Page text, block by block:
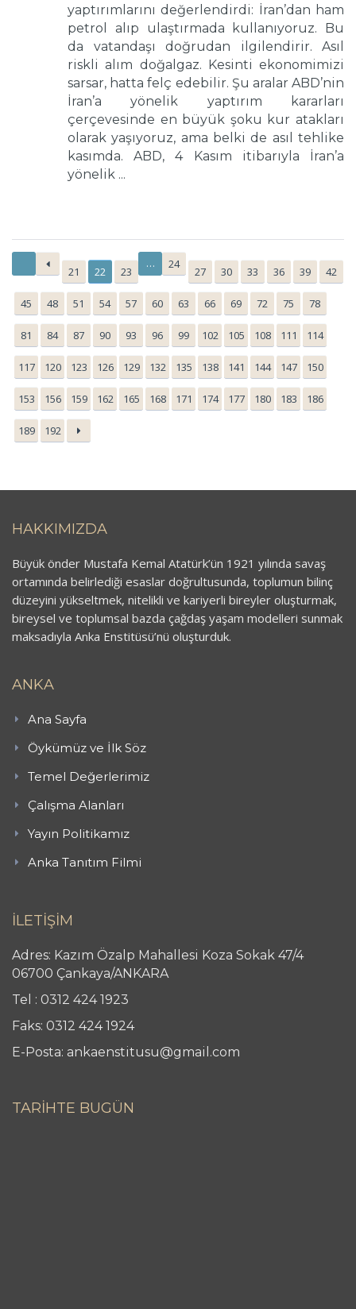
yaptırımlarını değerlendirdi: İran’dan ham
petrol alıp ulaştırmada kullanıyoruz. Bu
da vatandaşı doğrudan ilgilendirir. Asıl
riskli alım doğalgaz. Kesinti ekonomimizi
sarsar, hatta felç edebilir. Şu aralar ABD’nin
İran’a yönelik yaptırım kararları
çerçevesinde en büyük şoku kur atakları
olarak yaşıyoruz, ama belki de asıl tehlike
kasımda. ABD, 4 Kasım itibarıyla İran’a
yönelik ...
21 22 23
… 24
27 30 33 36 39 42
45 48 51 54 57 60 63 66 69 72 75 78
81 84 87 90 93 96 99 102 105 108 111 114
117 120 123 126 129 132 135 138 141 144 147 150
153 156 159 162 165 168 171 174 177 180 183 186
189 192
HAKKIMIZDA
Büyük önder Mustafa Kemal Atatürk’ün 1921 yılında savaş
ortamında belirlediği esaslar doğrultusunda, toplumun bilinç
düzeyini yükseltmek, nitelikli ve kariyerli bireyler oluşturmak,
bireysel ve toplumsal bazda çağdaş yaşam modelleri sunmak
maksadıyla Anka Enstitüsü’nü oluşturduk.
ANKA
Ana Sayfa
Öykümüz ve İlk Söz
Temel Değerlerimiz
Çalışma Alanları
Yayın Politikamız
Anka Tanıtım Filmi
İLETİŞİM
Adres: Kazım Özalp Mahallesi Koza Sokak 47/4
06700 Çankaya/ANKARA
Tel : 0312 424 1923
Faks: 0312 424 1924
E-Posta: ankaenstitusu@gmail.com
TARİHTE BUGÜN